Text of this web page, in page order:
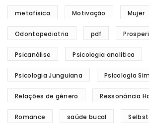
metafísica Motivação Mujer
Odontopediatria pdf
Psicanálise Psicologia analítica
Psicologia Junguiana Psicologia
Relações de gênero Ressonância
Romance saúde bucal